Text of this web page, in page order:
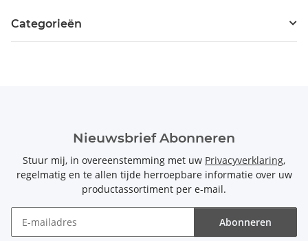
Categorieën
Nieuwsbrief Abonneren
Stuur mij, in overeenstemming met uw Privacyverklaring,
regelmatig en te allen tijde herroepbare informatie over uw
productassortiment per e-mail.
Abonneren